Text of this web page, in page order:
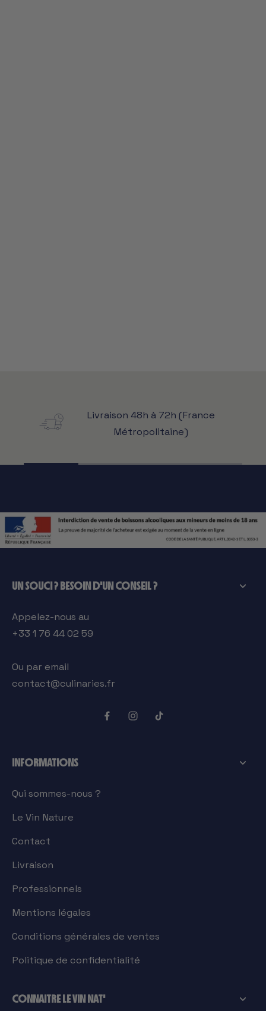
Livraison 48h à 72h (France
Métropolitaine)
UN SOUCI ? BESOIN D'UN CONSEIL ?
Appelez-nous au
+33 1 76 44 02 59
Ou par email
contact@culinaries.fr
INFORMATIONS
Qui sommes-nous ?
Le Vin Nature
Contact
Livraison
Professionnels
Mentions légales
Conditions générales de ventes
Politique de confidentialité
CONNAITRE LE VIN NAT'